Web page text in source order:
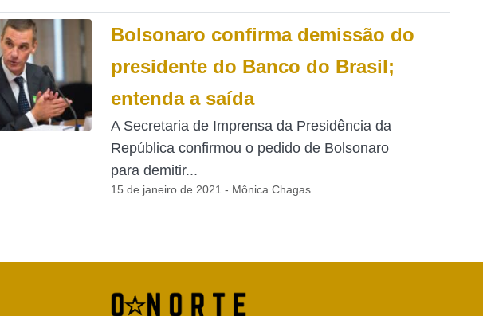
Bolsonaro confirma demissão do
presidente do Banco do Brasil;
entenda a saída
A Secretaria de Imprensa da Presidência da
República confirmou o pedido de Bolsonaro
para demitir...
15 de janeiro de 2021 - Mônica Chagas